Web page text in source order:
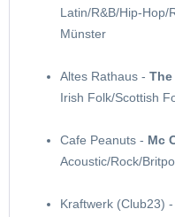
Latin/R&B/Hip-Hop/
Münster
Altes Rathaus - The
Irish Folk/Scottish
Cafe Peanuts - Mc
Acoustic/Rock/
Kraftwerk (Club23) -